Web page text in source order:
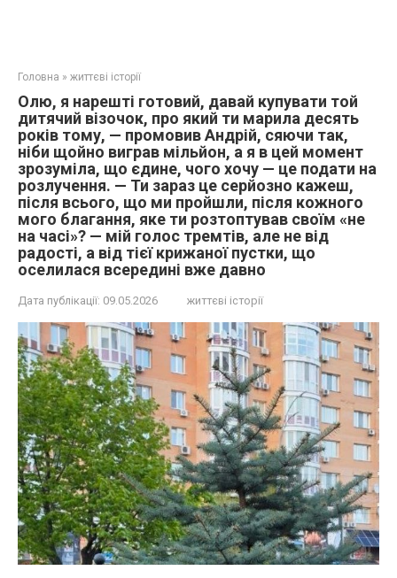
Головна » життєві історії
Олю, я нарешті готовий, давай купувати той
дитячий візочок, про який ти марила десять
років тому, — промовив Андрій, сяючи так,
ніби щойно виграв мільйон, а я в цей момент
зрозуміла, що єдине, чого хочу — це подати на
розлучення. — Ти зараз це серйозно кажеш,
після всього, що ми пройшли, після кожного
мого благання, яке ти розтоптував своїм «не
на часі»? — мій голос тремтів, але не від
радості, а від тієї крижаної пустки, що
оселилася всередині вже давно
Дата публікації: 09.05.2026 життєві історії